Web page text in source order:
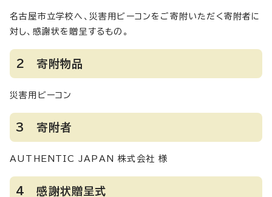
名古屋市立学校へ、災害用ビーコンをご寄附いただく寄附者に
対し、感謝状を贈呈するもの。
2 寄附物品
災害用ビーコン
3 寄附者
AUTHENTIC JAPAN 株式会社 様
4 感謝状贈呈式